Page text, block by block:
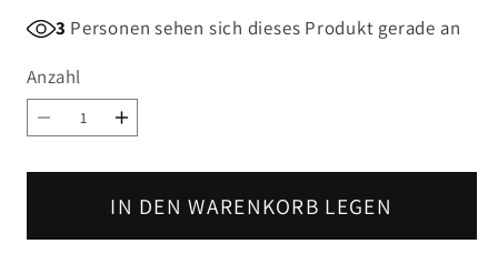
3 Personen sehen sich dieses Produkt gerade an
Anzahl
Anzahl
VerringereErhöhe
für
IN DEN WARENKORB LEGEN